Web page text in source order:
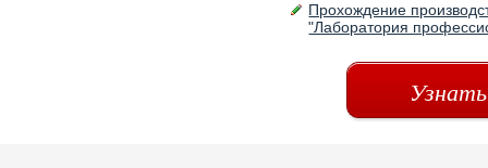
Прохождение
"Лаборатория